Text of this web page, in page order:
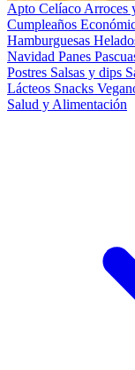
Apto Celíaco Arroces
Cumpleaños
Hamburguesas
Navidad Panes
Postres Salsas y dips
Lácteos Snacks
Salud y Alimentación